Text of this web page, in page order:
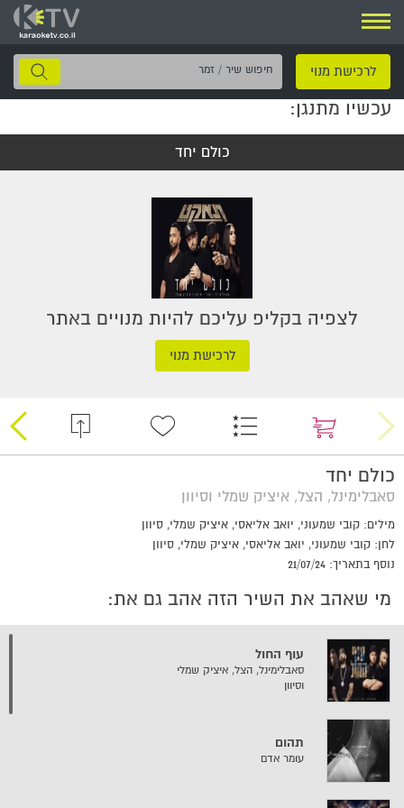
ניווט
לרכישת מנוי
חיפוש
שיר
עכשיו מתנגן:
כולם יחד
לצפיה בקליפ עליכם להיות מנויים באתר
לרכישת מנוי
כולם יחד
סאבלימינל, הצל, איציק שמלי וסיוון
מילים: קובי שמעוני, יואב אליאסי, איציק שמלי, סיוון
לחן: קובי שמעוני, יואב אליאסי, איציק שמלי, סיוון
נוסף בתאריך: 21/07/24
מי שאהב את השיר הזה אהב גם את:
עוף החול
סאבלימינל, הצל, איציק שמלי
וסיוון
תהום
עומר אדם